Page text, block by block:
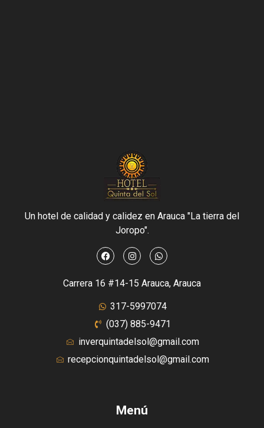
Un hotel de calidad y calidez en Arauca "La tierra del
Joropo".
Carrera 16 #14-15 Arauca, Arauca
317-5997074
(037) 885-9471
inverquintadelsol@gmail.com
recepcionquintadelsol@gmail.com
Menú